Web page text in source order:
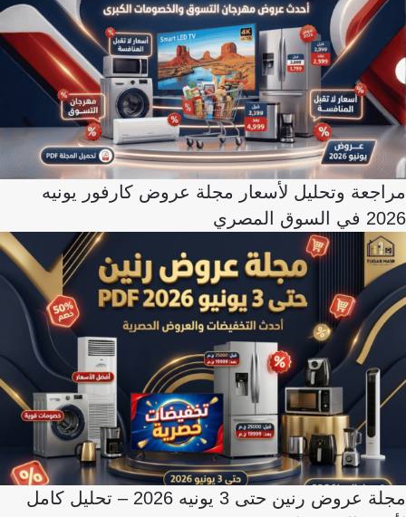
مراجعة وتحليل لأسعار مجلة عروض كارفور يونيه
2026 في السوق المصري
مجلة عروض رنين حتى 3 يونيه 2026 – تحليل كامل